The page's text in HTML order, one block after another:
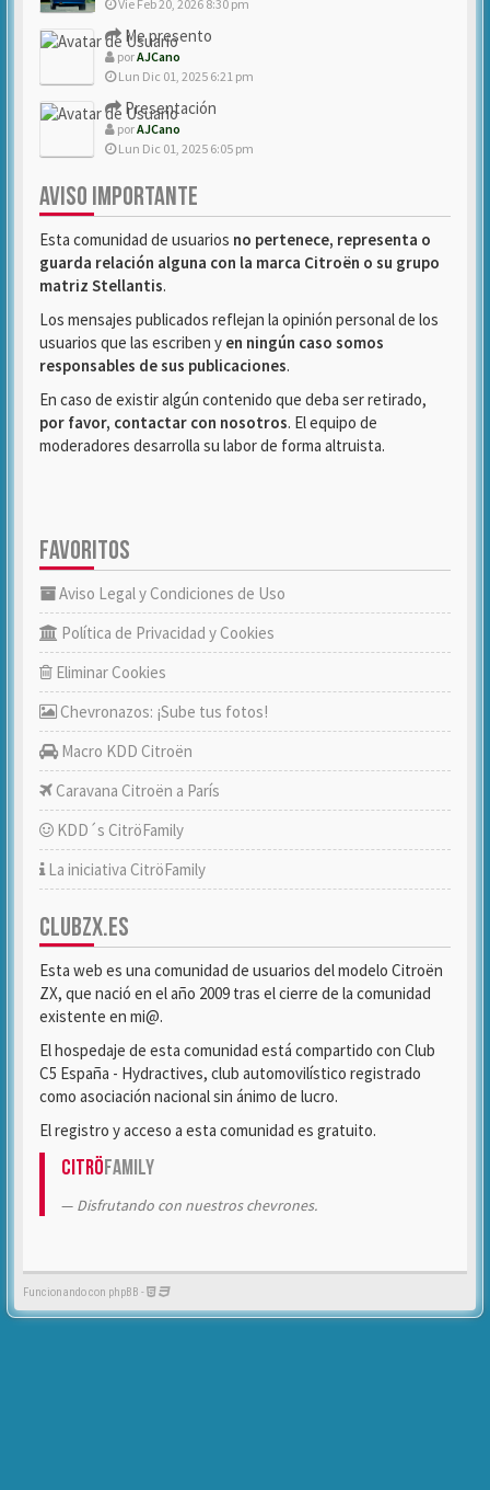
Vie Feb 20, 2026 8:30 pm
Me presento
porAJCano
Lun Dic 01, 2025 6:21 pm
Presentación
porAJCano
Lun Dic 01, 2025 6:05 pm
AVISO IMPORTANTE
Esta comunidad de usuarios no pertenece, representa o
guarda relación alguna con la marca Citroën o su grupo
matriz Stellantis.
Los mensajes publicados reflejan la opinión personal de los
usuarios que las escriben y en ningún caso somos
responsables de sus publicaciones.
En caso de existir algún contenido que deba ser retirado,
por favor, contactar con nosotros. El equipo de
moderadores desarrolla su labor de forma altruista.
FAVORITOS
Aviso Legal y Condiciones de Uso
Política de Privacidad y Cookies
Eliminar Cookies
Chevronazos: ¡Sube tus fotos!
Macro KDD Citroën
Caravana Citroën a París
KDD´s CitröFamily
La iniciativa CitröFamily
CLUBZX.ES
Esta web es una comunidad de usuarios del modelo Citroën
ZX, que nació en el año 2009 tras el cierre de la comunidad
existente en mi@.
El hospedaje de esta comunidad está compartido con Club
C5 España - Hydractives, club automovilístico registrado
como asociación nacional sin ánimo de lucro.
El registro y acceso a esta comunidad es gratuito.
CitröFamily
Disfrutando con nuestros chevrones.
Funcionando con phpBB -